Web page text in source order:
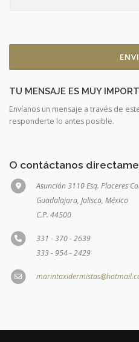
TU MENSAJE ES MUY
Envíanos un mensaje a través de
responderte lo antes posible.
O contáctanos
Asunción 3110 Esq. Placeres
Guadalajara, Jalisco, México
C.P. 44500
331 - 370 - 2639
333 - 954 - 2429